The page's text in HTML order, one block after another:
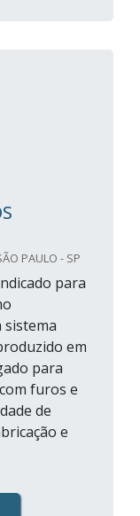
PAULO - SP
para
sistema
em
para
furos e
de
e